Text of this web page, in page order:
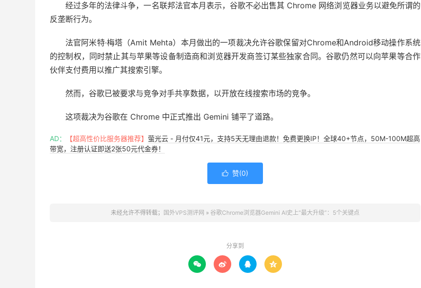
经过多年的法律斗争，一名联邦法官本月表示，谷歌不必出售其 Chrome 网络浏览器业务以避免所谓的
反垄断行为。
法官阿米特·梅塔（Amit Mehta）本月做出的一项裁决允许谷歌保留对Chrome和Android移动操作系统
的控制权，同时禁止其与苹果等设备制造商和浏览器开发商签订某些独家合同。谷歌仍然可以向苹果等合作
伙伴支付费用以推广其搜索引擎。
然而，谷歌已被要求与竞争对手共享数据，以开放在线搜索市场的竞争。
这项裁决为谷歌在 Chrome 中正式推出 Gemini 铺平了道路。
AD： 【超高性价比服务器推荐】 萤光云 - 月付仅41元，支持5天无理由退款！免费更换IP！全球40+节点，50M-100M超高
带宽，注册认证即送2张50元代金券！
 赞(0)
未经允许不得转载； 国外VPS测评网 » 谷歌Chrome浏览器Gemini AI史上“最大升级”：5个关键点
分享到
   